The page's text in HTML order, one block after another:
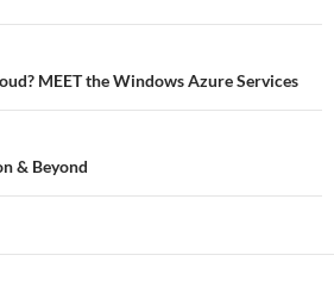
MEET the Windows Azure Services
& Beyond